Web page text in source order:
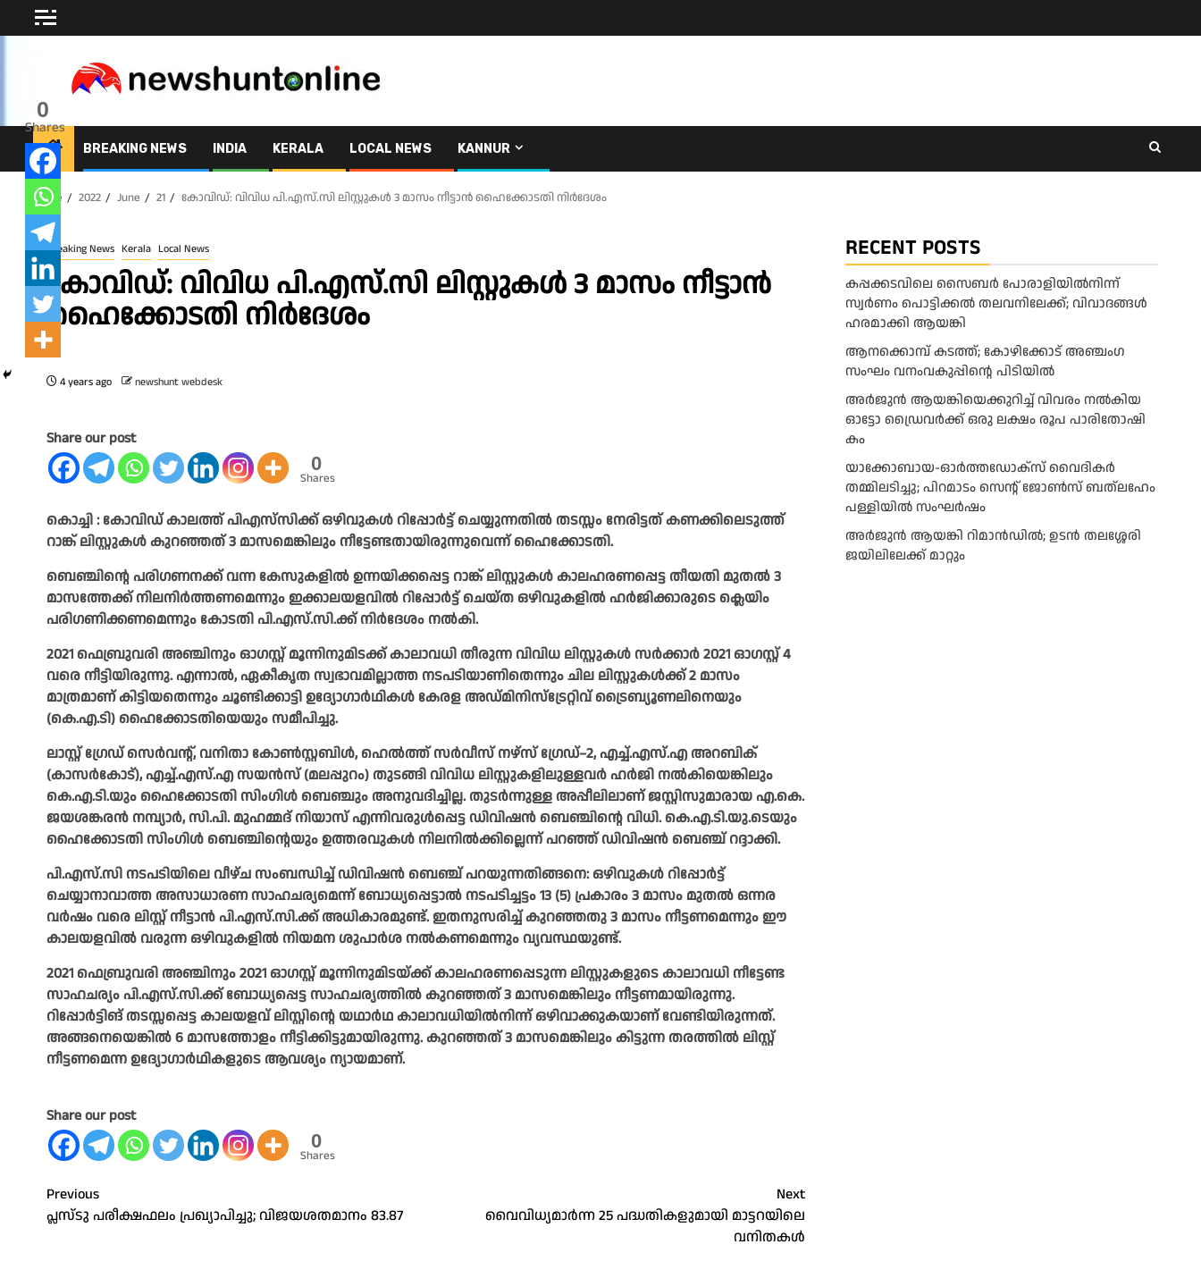
to
BREAKING NEWS INDIA KERALA LOCAL NEWS KANNUR
Home 2022 June 21 കോവിഡ്: വിവിധ പി.എസ്‌.സി ലിസ്റ്റുകൾ 3 മാസം നീട്ടാൻ ഹൈക്കോടതി നിർദേശം
Breaking News Kerala Local News
കോവിഡ്: വിവിധ പി.എസ്‌.സി ലിസ്റ്റുകൾ 3 മാസം നീട്ടാൻ
ഹൈക്കോടതി നിർദേശം
4 years ago newshunt webdesk
Share our post
0
Shares
കൊച്ചി : കോവിഡ് കാലത്ത് പിഎസ്‌സിക്ക് ഒഴിവുകൾ റിപ്പോർട്ട് ചെയ്യുന്നതിൽ തടസ്സം നേരിട്ടത് കണക്കിലെടുത്ത്
റാങ്ക് ലിസ്റ്റുകൾ കുറഞ്ഞത് 3 മാസമെങ്കിലും നീട്ടേണ്ടതായിരുന്നുവെന്ന് ഹൈക്കോടതി.
ബെഞ്ചിന്റെ പരിഗണനക്ക് വന്ന കേസുകളിൽ ഉന്നയിക്കപ്പെട്ട റാങ്ക് ലിസ്റ്റുകൾ കാലഹരണപ്പെട്ട തീയതി മുതൽ 3
മാസത്തേക്ക് നിലനിർത്തണമെന്നും ഇക്കാലയളവിൽ റിപ്പോർട്ട് ചെയ്ത ഒഴിവുകളിൽ ഹർജിക്കാരുടെ ക്ലെയിം
പരിഗണിക്കണമെന്നും കോടതി പി.എസ്‌.സി.ക്ക് നിർദേശം നൽകി.
2021 ഫെബ്രുവരി അഞ്ചിനും ഓഗസ്റ്റ് മൂന്നിനുമിടക്ക് കാലാവധി തീരുന്ന വിവിധ ലിസ്റ്റുകൾ സർക്കാർ 2021 ഓഗസ്റ്റ് 4
വരെ നീട്ടിയിരുന്നു. എന്നാൽ, ഏകീകൃത സ്വഭാവമില്ലാത്ത നടപടിയാണിതെന്നും ചില ലിസ്റ്റുകൾക്ക് 2 മാസം
മാത്രമാണ് കിട്ടിയതെന്നും ചൂണ്ടിക്കാട്ടി ഉദ്യോഗാർഥികൾ കേരള അഡ്മിനിസ്ട്രേറ്റിവ് ട്രൈബ്യൂണലിനെയും
(കെ.എ.ടി) ഹൈക്കോടതിയെയും സമീപിച്ചു.
ലാസ്റ്റ് ഗ്രേഡ് സെർവന്റ്, വനിതാ കോൺസ്റ്റബിൾ, ഹെൽത്ത് സർവീസ് നഴ്സ് ഗ്രേഡ്–2, എച്ച്.എസ്.എ അറബിക്
(കാസർകോട്), എച്ച്.എസ്.എ സയൻസ് (മലപ്പുറം) തുടങ്ങി വിവിധ ലിസ്റ്റുകളിലുള്ളവർ ഹർജി നൽകിയെങ്കിലും
കെ.എ.ടി.യും ഹൈക്കോടതി സിംഗിൾ ബെഞ്ചും അനുവദിച്ചില്ല. തുടർന്നുള്ള അപ്പീലിലാണ് ജസ്റ്റിസുമാരായ എ.കെ.
ജയശങ്കരൻ നമ്പ്യാർ, സി.പി. മുഹമ്മദ് നിയാസ് എന്നിവരുൾപ്പെട്ട ഡിവിഷൻ ബെഞ്ചിന്റെ വിധി. കെ.എ.ടി.യു.ടെയും
ഹൈക്കോടതി സിംഗിൾ ബെഞ്ചിന്റെയും ഉത്തരവുകൾ നിലനിൽക്കില്ലെന്ന് പറഞ്ഞ് ഡിവിഷൻ ബെഞ്ച് റദ്ദാക്കി.
പി.എസ്‌.സി നടപടിയിലെ വീഴ്ച സംബന്ധിച്ച് ഡിവിഷൻ ബെഞ്ച് പറയുന്നതിങ്ങനെ: ഒഴിവുകൾ റിപ്പോർട്ട്
ചെയ്യാനാവാത്ത അസാധാരണ സാഹചര്യമെന്ന് ബോധ്യപ്പെട്ടാൽ നടപടിച്ചട്ടം 13 (5) പ്രകാരം 3 മാസം മുതൽ ഒന്നര
വർഷം വരെ ലിസ്റ്റ് നീട്ടാൻ പി.എസ്‌.സി.ക്ക് അധികാരമുണ്ട്. ഇതനുസരിച്ച് കുറഞ്ഞതു 3 മാസം നീട്ടണമെന്നും ഈ
കാലയളവിൽ വരുന്ന ഒഴിവുകളിൽ നിയമന ശുപാർശ നൽകണമെന്നും വ്യവസ്ഥയുണ്ട്.
2021 ഫെബ്രുവരി അഞ്ചിനും 2021 ഓഗസ്റ്റ് മൂന്നിനുമിടയ്ക്ക് കാലഹരണപ്പെടുന്ന ലിസ്റ്റുകളുടെ കാലാവധി നീട്ടേണ്ട
സാഹചര്യം പി.എസ്‌.സി.ക്ക് ബോധ്യപ്പെട്ട സാഹചര്യത്തിൽ കുറഞ്ഞത് 3 മാസമെങ്കിലും നീട്ടണമായിരുന്നു.
റിപ്പോർട്ടിങ് തടസ്സപ്പെട്ട കാലയളവ് ലിസ്റ്റിന്റെ യഥാർഥ കാലാവധിയിൽനിന്ന് ഒഴിവാക്കുകയാണ് വേണ്ടിയിരുന്നത്.
അങ്ങനെയെങ്കിൽ 6 മാസത്തോളം നീട്ടിക്കിട്ടുമായിരുന്നു. കുറഞ്ഞത് 3 മാസമെങ്കിലും കിട്ടുന്ന തരത്തിൽ ലിസ്റ്റ്
നീട്ടണമെന്ന ഉദ്യോഗാർഥികളുടെ ആവശ്യം ന്യായമാണ്.
Share our post
0
Shares
0
Shares
Post
navigation
Previous
പ്ലസ്ടു പരീക്ഷഫലം പ്രഖ്യാപിച്ചു; വിജയശതമാനം 83.87
Next
വൈവിധ്യമാർന്ന 25 പദ്ധതികളുമായി മാട്ടറയിലെ
വനിതകൾ
RECENT POSTS
കപ്പക്കടവിലെ സൈബർ പോരാളിയിൽനിന്ന്
സ്വർണം പൊട്ടിക്കൽ തലവനിലേക്ക്; വിവാദങ്ങൾ
ഹരമാക്കി ആയങ്കി
ആനക്കൊമ്പ് കടത്ത്; കോഴിക്കോട് അഞ്ചംഗ
സംഘം വനംവകുപ്പിന്റെ പിടിയിൽ
അ​ർ​ജു​ൻ ആ​യ​ങ്കി​യെ​ക്കു​റി​ച്ച് വി​വ​രം ന​ൽ​കി​യ
ഓ​ട്ടോ ഡ്രൈ​വ​ർ​ക്ക് ഒ​രു ല​ക്ഷം രൂ​പ പാ​രി​തോ​ഷി​
കം
യാക്കോബായ-ഓർത്തഡോക്സ് വൈദികർ
തമ്മിലടിച്ചു; പിറമാടം സെന്റ്‌ ജോൺസ് ബത്ലഹേം
പള്ളിയിൽ സംഘർഷം
അര്‍ജുന്‍ ആയങ്കി റിമാന്‍ഡില്‍; ഉടന്‍ തലശ്ശേരി
ജയിലിലേക്ക് മാറ്റും